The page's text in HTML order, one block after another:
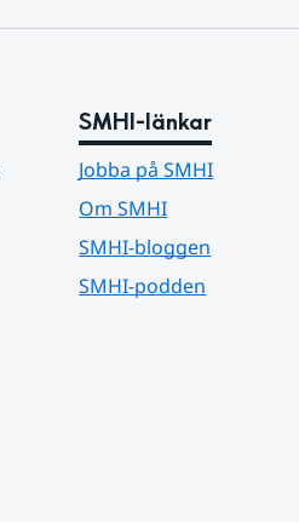
SMHI-länkar
Jobba på SMHI
Om SMHI
SMHI-bloggen
SMHI-podden